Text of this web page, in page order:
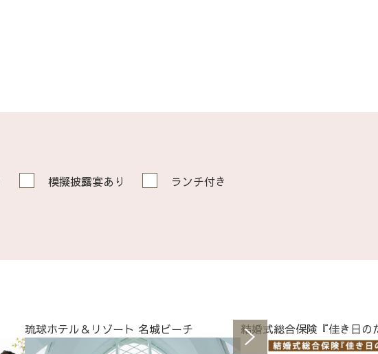
模擬披露宴あり ランチ付き
琉球ホテル＆リゾート 名城ビーチ 結婚式総合保険『佳き日の